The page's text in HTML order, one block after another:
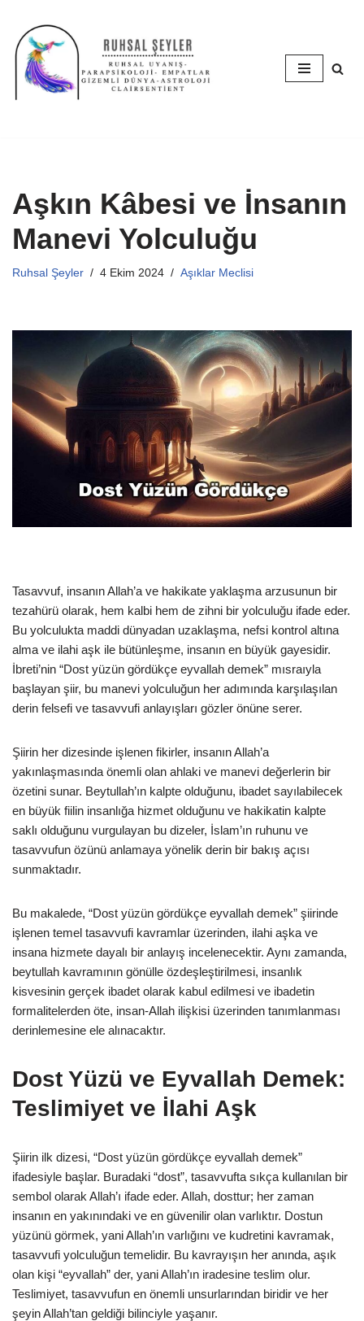
İçeriğe
geç
Aşkın Kâbesi ve İnsanın
Manevi Yolculuğu
Ruhsal Şeyler 4 Ekim 2024 Aşıklar Meclisi
Tasavvuf, insanın Allah’a ve hakikate yaklaşma arzusunun bir
tezahürü olarak, hem kalbi hem de zihni bir yolculuğu ifade eder.
Bu yolculukta maddi dünyadan uzaklaşma, nefsi kontrol altına
alma ve ilahi aşk ile bütünleşme, insanın en büyük gayesidir.
İbreti’nin “Dost yüzün gördükçe eyvallah demek” mısraıyla
başlayan şiir, bu manevi yolculuğun her adımında karşılaşılan
derin felsefi ve tasavvufi anlayışları gözler önüne serer.
Şiirin her dizesinde işlenen fikirler, insanın Allah’a
yakınlaşmasında önemli olan ahlaki ve manevi değerlerin bir
özetini sunar. Beytullah’ın kalpte olduğunu, ibadet sayılabilecek
en büyük fiilin insanlığa hizmet olduğunu ve hakikatin kalpte
saklı olduğunu vurgulayan bu dizeler, İslam’ın ruhunu ve
tasavvufun özünü anlamaya yönelik derin bir bakış açısı
sunmaktadır.
Bu makalede, “Dost yüzün gördükçe eyvallah demek” şiirinde
işlenen temel tasavvufi kavramlar üzerinden, ilahi aşka ve
insana hizmete dayalı bir anlayış incelenecektir. Aynı zamanda,
beytullah kavramının gönülle özdeşleştirilmesi, insanlık
kisvesinin gerçek ibadet olarak kabul edilmesi ve ibadetin
formalitelerden öte, insan-Allah ilişkisi üzerinden tanımlanması
derinlemesine ele alınacaktır.
Dost Yüzü ve Eyvallah Demek:
Teslimiyet ve İlahi Aşk
Şiirin ilk dizesi, “Dost yüzün gördükçe eyvallah demek”
ifadesiyle başlar. Buradaki “dost”, tasavvufta sıkça kullanılan bir
sembol olarak Allah’ı ifade eder. Allah, dosttur; her zaman
insanın en yakınındaki ve en güvenilir olan varlıktır. Dostun
yüzünü görmek, yani Allah’ın varlığını ve kudretini kavramak,
tasavvufi yolculuğun temelidir. Bu kavrayışın her anında, aşık
olan kişi “eyvallah” der, yani Allah’ın iradesine teslim olur.
Teslimiyet, tasavvufun en önemli unsurlarından biridir ve her
şeyin Allah’tan geldiği bilinciyle yaşanır.